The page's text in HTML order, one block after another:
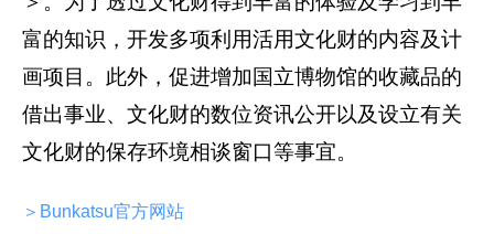
富的知识，开发多项利用活用文化财的内容及计
画项目。此外，促进增加国立博物馆的收藏品的
借出事业、文化财的数位资讯公开以及设立有关
文化财的保存环境相谈窗口等事宜。
＞Bunkatsu官方网站